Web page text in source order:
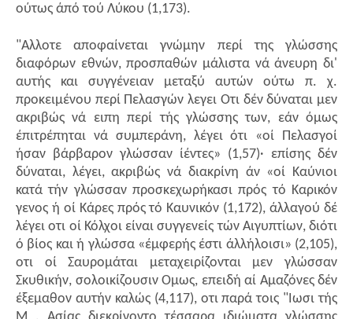
ούτως άπό τού Λύκου (1,173).
"Αλλοτε αποφαίνεται γνώμην περί της γλώσσης
διαφόρων εθνών, προσπαθών μάλιστα νά άνευρη δι'
αυτής και συγγένειαν μεταξύ αυτών ούτω π. χ.
προκειμένου περί Πελασγών λεγει Οτι δέν δύναται μεν
ακριβώς νά ειπη περί τής γλώσσης των, εάν όμως
έπιτρέπηται νά συμπεράνη, λέγει ότι «οί Πελασγοί
ήσαν βάρβαρον γλώσσαν ίέντες» (1,57)· επίσης δέν
δύναται, λέγει, ακριβώς νά διακρίνη άν «οί Καύνιοι
κατά τήν γλώσσαν προσκεχωρήκασι πρός τό Καρικόν
γενος ή οί Κάρες πρός τό Καυνικόν (1,172), άλλαγού δέ
λέγει οτι οί Κόλχοι είναι συγγενείς τών Αιγυπτίων, διότι
ό βίος και ή γλώσσα «έμφερής έστι άλλήλοισι» (2,105),
οτι οί Σαυρομάται μεταχειρίζονται μεν γλώσσαν
Σκυθικήν, σολοικίζουσιν Ομως, επειδή αί Αμαζόνες δέν
έξεμαθον αυτήν καλώς (4,117), οτι παρά τοις "Ιωσι τής